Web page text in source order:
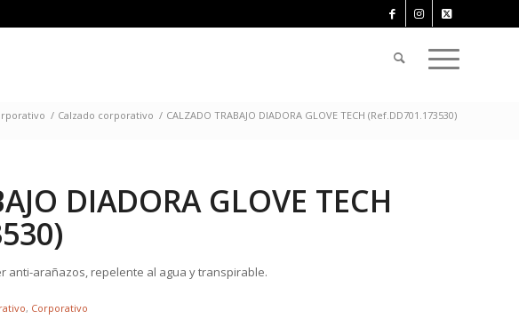
/ Calzado corporativo / CALZADO TRABAJO DIADORA GLOVE TECH (Ref.DD701.173530)
DIADORA GLOVE TECH
anti-arañazos, repelente al agua y transpirable.
, Corporativo